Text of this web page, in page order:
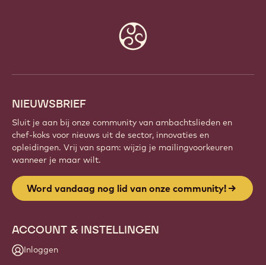
NIEUWSBRIEF
Sluit je aan bij onze community van ambachtslieden en
chef-koks voor nieuws uit de sector, innovaties en
opleidingen. Vrij van spam: wijzig je mailingvoorkeuren
wanneer je maar wilt.
Word vandaag nog lid van onze community!
ACCOUNT & INSTELLINGEN
Inloggen